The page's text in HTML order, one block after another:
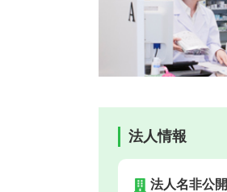
法人情報
法人名非公開